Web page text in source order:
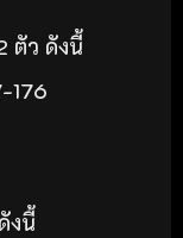
ตัว ดังนี้
176
งนี้